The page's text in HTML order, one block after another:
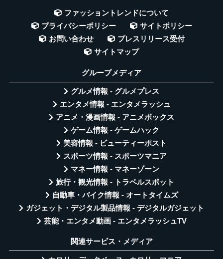
ファッショントレンドについて
プライバシーポリシー
サイトポリシー
お問い合わせ
プレスリリース受付
サイトマップ
グループメディア
グルメ情報 - グルメプレス
エンタメ情報 - エンタメラッシュ
アニメ・漫画情報 - アニメボックス
ゲーム情報 - ゲームハック
美容情報 - ビューティーポスト
スポーツ情報 - スポーツマニア
マネー情報 - マネーゾーン
旅行・観光情報 - トラベルスポット
自動車・バイク情報 - オートタイムズ
ガジェット・デジタル製品情報 - デジタルガジェット
芸能・エンタメ動画 - エンタメラッシュTV
関連サービス・メディア